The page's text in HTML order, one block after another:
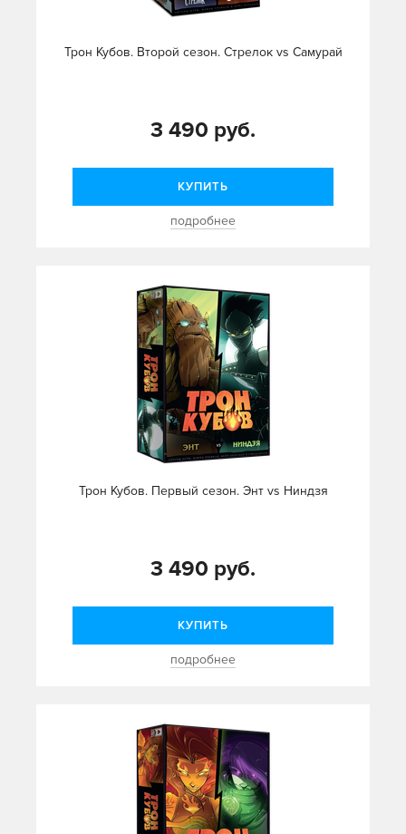
Трон Кубов. Второй сезон. Стрелок vs Самурай
3 490 руб.
КУПИТЬ
подробнее
Трон Кубов. Первый сезон. Энт vs Ниндзя
3 490 руб.
КУПИТЬ
подробнее